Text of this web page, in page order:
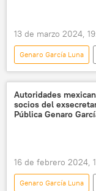
13 de marzo 2024,
Genaro García Luna
Andrés Manuel López
EEUU
Felipe
The Wall Street Journal
Autoridades
socios del
Pública Genaro
16 de febrero 2024,
Genaro García Luna